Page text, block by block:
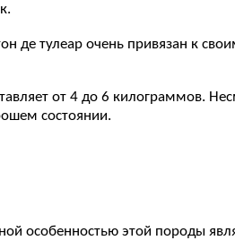
тулеар очень привязан к
от 4 до 6 килограммов.
состоянии.
особенностью этой породы